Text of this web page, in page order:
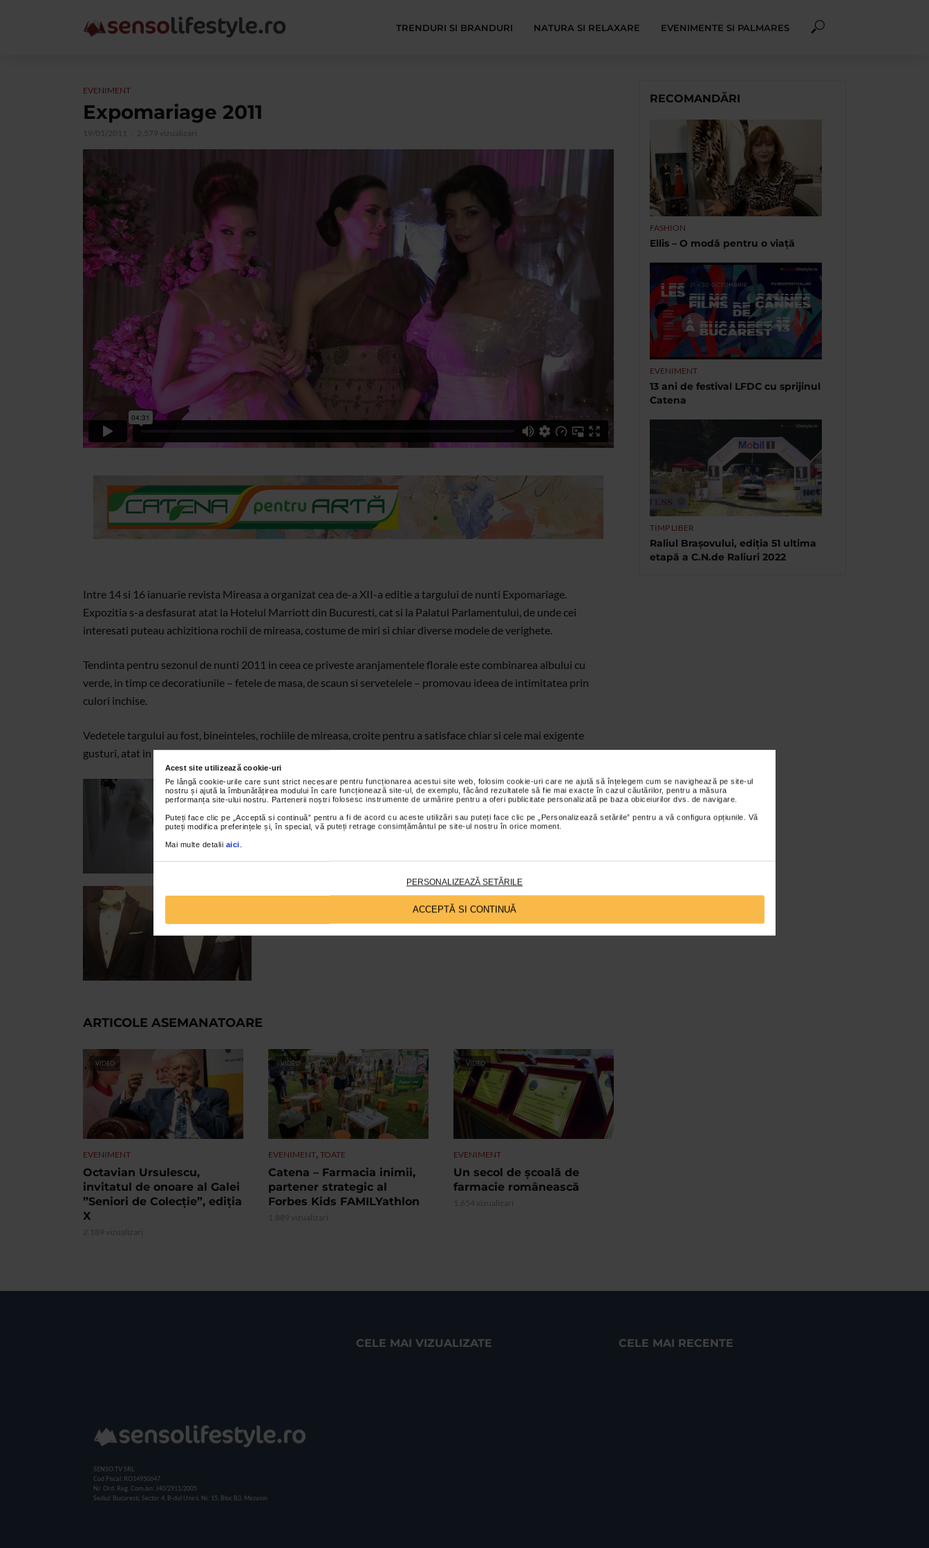
Acest site utilizează cookie-uri
Pe lângă cookie-urile care sunt strict necesare pentru funcționarea acestui site web, folosim cookie-uri care ne ajută să înțelegem cum se navighează pe site-ul
nostru și ajută la îmbunătățirea modului în care funcționează site-ul, de exemplu, făcând rezultatele să fie mai exacte în cazul căutărilor, pentru a măsura
performanța site-ului nostru. Partenerii noștri folosesc instrumente de urmărire pentru a oferi publicitate personalizată pe baza obiceiurilor dvs. de navigare.
Puteți face clic pe „Acceptă si continuă” pentru a fi de acord cu aceste utilizări sau puteți face clic pe „Personalizează setările” pentru a vă configura opțiunile. Vă
puteți modifica preferințele și, în special, vă puteți retrage consimțământul pe site-ul nostru în orice moment.
Mai multe detalii aici
PERSONALIZEAZĂ SETĂRILE
ACCEPTĂ SI CONTINUĂ
TRENDURI SI BRANDURI NATURA SI RELAXARE EVENIMENTE SI PALMARES
EVENIMENT
Expomariage 2011
19/01/2011 2.579 vizualizari
Intre 14 si 16 ianuarie revista Mireasa a organizat cea de-a XII-a editie a targului de nunti Expomariage.
Expozitia s-a desfasurat atat la Hotelul Marriott din Bucuresti, cat si la Palatul Parlamentului, de unde cei
interesati puteau achizitiona rochii de mireasa, costume de miri si chiar diverse modele de verighete.
Tendinta pentru sezonul de nunti 2011 in ceea ce priveste aranjamentele florale este combinarea albului cu
verde, in timp ce decoratiunile – fetele de masa, de scaun si servetelele – promovau ideea de intimitatea prin
culori inchise.
Vedetele targului au fost, bineinteles, rochiile de mireasa, croite pentru a satisface chiar si cele mai exigente
gusturi, atat in ceea ce priveste materialul cat si modelul propriu-zis.
ARTICOLE ASEMANATOARE
VIDEO
EVENIMENT
Octavian Ursulescu,
invitatul de onoare al Galei
”Seniori de Colecție”, ediția
X
2.189 vizualizari
VIDEO
EVENIMENT, TOATE
Catena – Farmacia inimii,
partener strategic al
Forbes Kids FAMILYathlon
1.889 vizualizari
VIDEO
EVENIMENT
Un secol de școală de
farmacie românească
1.654 vizualizari
RECOMANDĂRI
FASHION
Ellis – O modă pentru o viață
EVENIMENT
13 ani de festival LFDC cu sprijinul
Catena
TIMP LIBER
Raliul Brașovului, ediția 51 ultima
etapă a C.N.de Raliuri 2022
SENSO TV SRL
Cod Fiscal: RO14950647
Nr. Ord. Reg. Com./an: J40/2911/2005
Sediul: Bucuresti, Sector 4, B-dul Unirii, Nr. 15, Bloc B3, Mezanin
CELE MAI VIZUALIZATE CELE MAI RECENTE